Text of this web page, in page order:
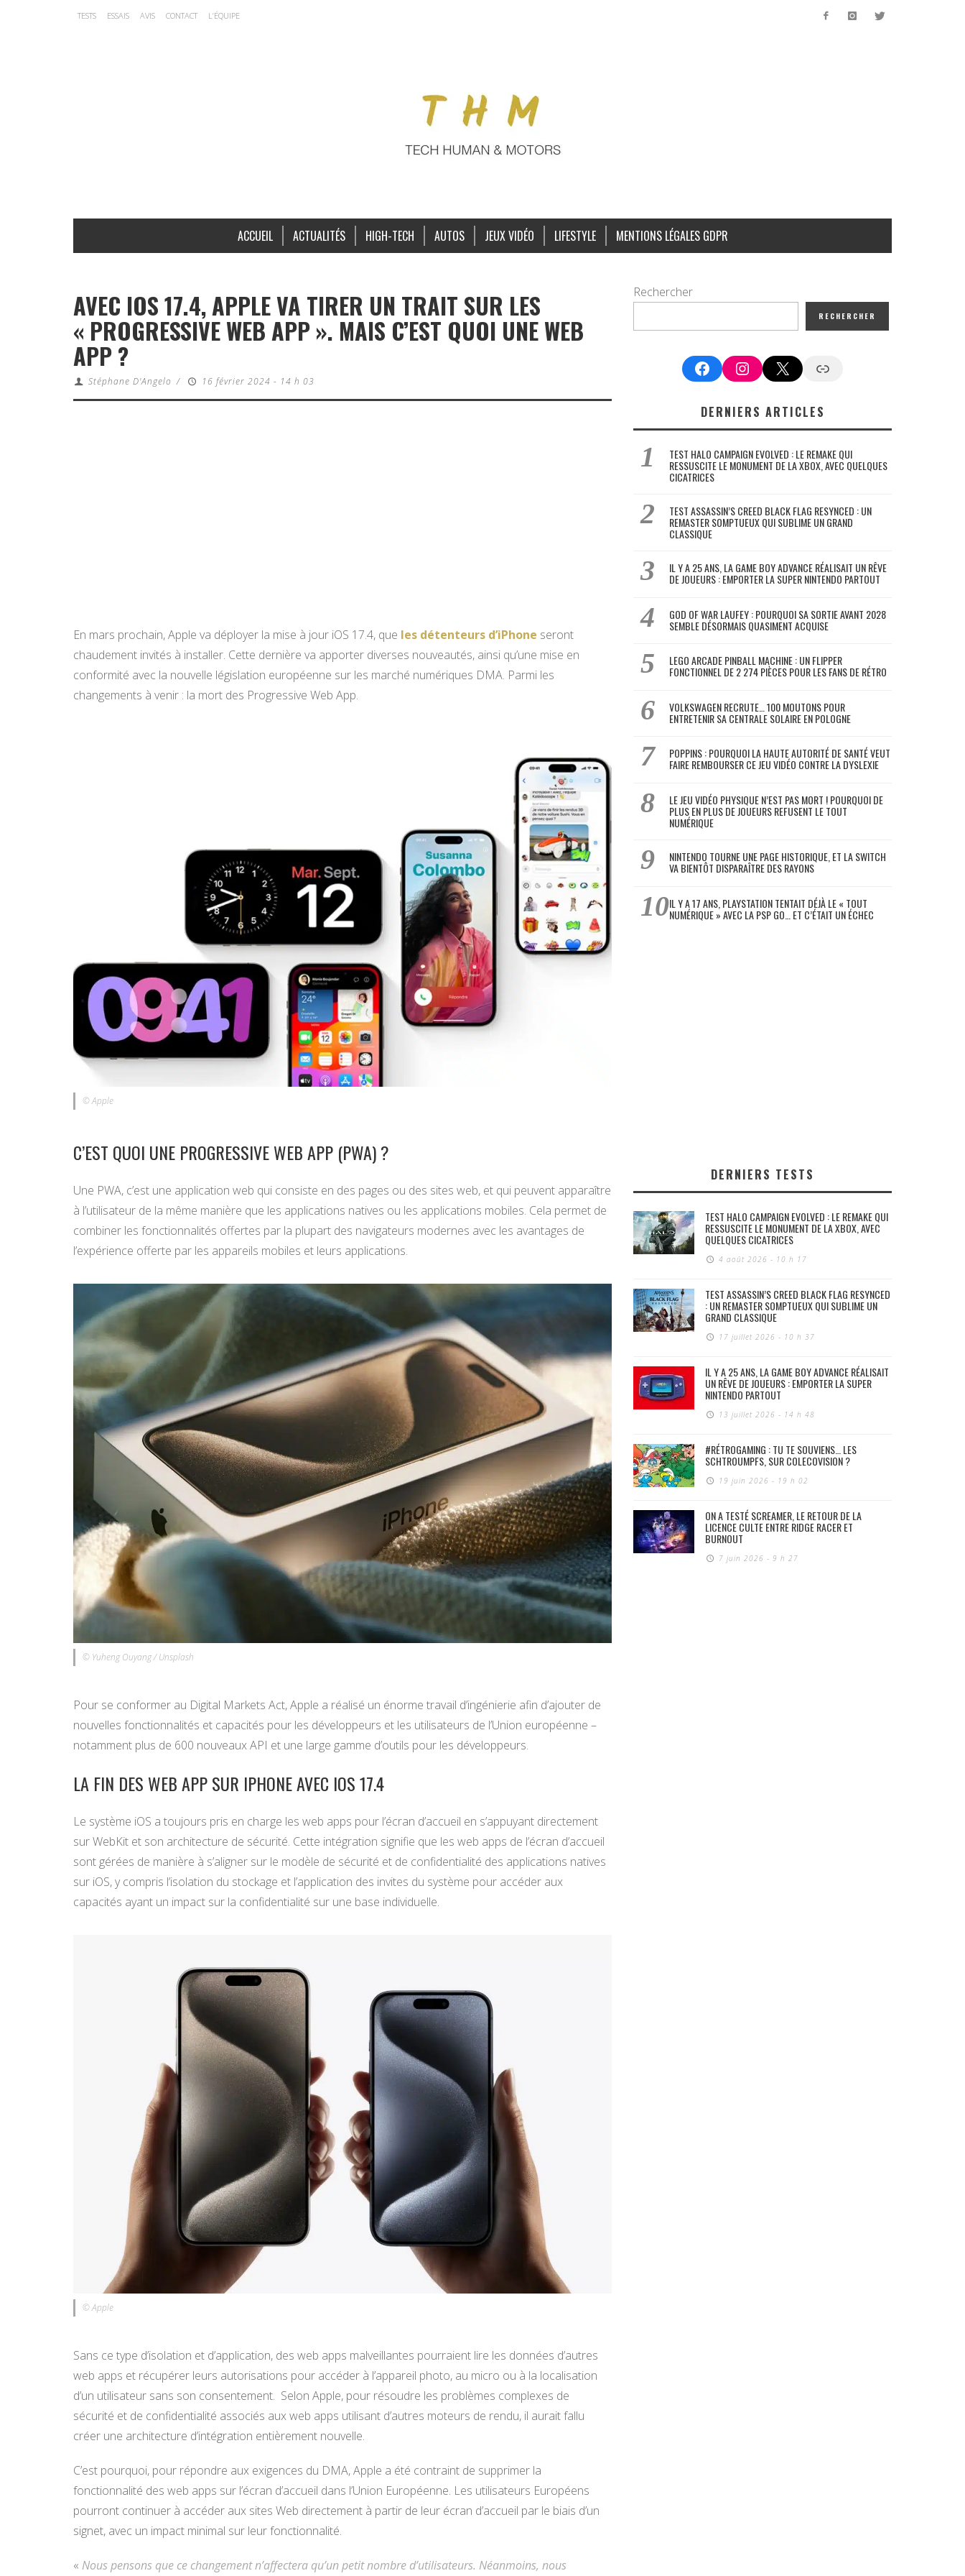
TESTS ESSAIS AVIS CONTACT L’ÉQUIPE
ACCUEIL ACTUALITÉS HIGH-TECH AUTOS JEUX VIDÉO LIFESTYLE MENTIONS LÉGALES GDPR
AVEC IOS 17.4, APPLE VA TIRER UN TRAIT SUR LES
« PROGRESSIVE WEB APP ». MAIS C’EST QUOI UNE WEB
APP ?
Stéphane D'Angelo / 16 février 2024 - 14 h 03
En mars prochain, Apple va déployer la mise à jour iOS 17.4, que les détenteurs d’iPhone seront
chaudement invités à installer. Cette dernière va apporter diverses nouveautés, ainsi qu’une mise en
conformité avec la nouvelle législation européenne sur les marché numériques DMA. Parmi les
changements à venir : la mort des Progressive Web App.
© Apple
C’EST QUOI UNE PROGRESSIVE WEB APP (PWA) ?
Une PWA, c’est une application web qui consiste en des pages ou des sites web, et qui peuvent apparaître
à l’utilisateur de la même manière que les applications natives ou les applications mobiles. Cela permet de
combiner les fonctionnalités offertes par la plupart des navigateurs modernes avec les avantages de
l’expérience offerte par les appareils mobiles et leurs applications.
© Yuheng Ouyang / Unsplash
Pour se conformer au Digital Markets Act, Apple a réalisé un énorme travail d’ingénierie afin d’ajouter de
nouvelles fonctionnalités et capacités pour les développeurs et les utilisateurs de l’Union européenne –
notamment plus de 600 nouveaux API et une large gamme d’outils pour les développeurs.
LA FIN DES WEB APP SUR IPHONE AVEC IOS 17.4
Le système iOS a toujours pris en charge les web apps pour l’écran d’accueil en s’appuyant directement
sur WebKit et son architecture de sécurité. Cette intégration signifie que les web apps de l’écran d’accueil
sont gérées de manière à s’aligner sur le modèle de sécurité et de confidentialité des applications natives
sur iOS, y compris l’isolation du stockage et l’application des invites du système pour accéder aux
capacités ayant un impact sur la confidentialité sur une base individuelle.
© Apple
Sans ce type d’isolation et d’application, des web apps malveillantes pourraient lire les données d’autres
web apps et récupérer leurs autorisations pour accéder à l’appareil photo, au micro ou à la localisation
d’un utilisateur sans son consentement. Selon Apple, pour résoudre les problèmes complexes de
sécurité et de confidentialité associés aux web apps utilisant d’autres moteurs de rendu, il aurait fallu
créer une architecture d’intégration entièrement nouvelle.
C’est pourquoi, pour répondre aux exigences du DMA, Apple a été contraint de supprimer la
fonctionnalité des web apps sur l’écran d’accueil dans l’Union Européenne. Les utilisateurs Européens
pourront continuer à accéder aux sites Web directement à partir de leur écran d’accueil par le biais d’un
signet, avec un impact minimal sur leur fonctionnalité.
« Nous pensons que ce changement n’affectera qu’un petit nombre d’utilisateurs. Néanmoins, nous
Rechercher
RECHERCHER
FacebookInstagram
X Google News
DERNIERS ARTICLES
TEST HALO CAMPAIGN EVOLVED : LE REMAKE QUI
RESSUSCITE LE MONUMENT DE LA XBOX, AVEC QUELQUES
CICATRICES
TEST ASSASSIN’S CREED BLACK FLAG RESYNCED : UN
REMASTER SOMPTUEUX QUI SUBLIME UN GRAND
CLASSIQUE
IL Y A 25 ANS, LA GAME BOY ADVANCE RÉALISAIT UN RÊVE
DE JOUEURS : EMPORTER LA SUPER NINTENDO PARTOUT
GOD OF WAR LAUFEY : POURQUOI SA SORTIE AVANT 2028
SEMBLE DÉSORMAIS QUASIMENT ACQUISE
LEGO ARCADE PINBALL MACHINE : UN FLIPPER
FONCTIONNEL DE 2 274 PIÈCES POUR LES FANS DE RÉTRO
VOLKSWAGEN RECRUTE… 100 MOUTONS POUR
ENTRETENIR SA CENTRALE SOLAIRE EN POLOGNE
POPPINS : POURQUOI LA HAUTE AUTORITÉ DE SANTÉ VEUT
FAIRE REMBOURSER CE JEU VIDÉO CONTRE LA DYSLEXIE
LE JEU VIDÉO PHYSIQUE N’EST PAS MORT ! POURQUOI DE
PLUS EN PLUS DE JOUEURS REFUSENT LE TOUT
NUMÉRIQUE
NINTENDO TOURNE UNE PAGE HISTORIQUE, ET LA SWITCH
VA BIENTÔT DISPARAÎTRE DES RAYONS
IL Y A 17 ANS, PLAYSTATION TENTAIT DÉJÀ LE « TOUT
NUMÉRIQUE » AVEC LA PSP GO… ET C’ÉTAIT UN ÉCHEC
DERNIERS TESTS
TEST HALO CAMPAIGN EVOLVED : LE REMAKE QUI
RESSUSCITE LE MONUMENT DE LA XBOX, AVEC
QUELQUES CICATRICES
4 août 2026 - 10 h 17
TEST ASSASSIN’S CREED BLACK FLAG RESYNCED
: UN REMASTER SOMPTUEUX QUI SUBLIME UN
GRAND CLASSIQUE
17 juillet 2026 - 10 h 37
IL Y A 25 ANS, LA GAME BOY ADVANCE RÉALISAIT
UN RÊVE DE JOUEURS : EMPORTER LA SUPER
NINTENDO PARTOUT
13 juillet 2026 - 14 h 48
#RÉTROGAMING : TU TE SOUVIENS… LES
SCHTROUMPFS, SUR COLECOVISION ?
19 juin 2026 - 19 h 02
ON A TESTÉ SCREAMER, LE RETOUR DE LA
LICENCE CULTE ENTRE RIDGE RACER ET
BURNOUT
7 juin 2026 - 9 h 27